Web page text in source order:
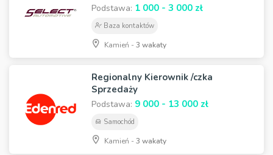
Podstawa: 1 000 - 3 000 zł
Baza kontaktów
Kamień -3 wakaty
Regionalny Kierownik /czka
Sprzedaży
Podstawa: 9 000 - 13 000 zł
Samochód
Kamień -3 wakaty